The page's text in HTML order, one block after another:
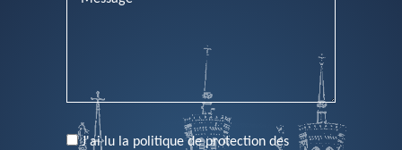
PLEASE LEAVE THIS FIELD EMPTY.
J'ai lu la politique de protection des